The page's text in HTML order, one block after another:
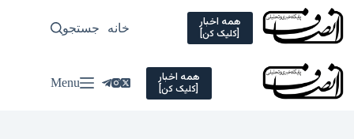
Skip
content
همه اخبار
[کلیک کن] خانه سیاسی
جستجو
همه اخبار
[کلیک کن] Menu